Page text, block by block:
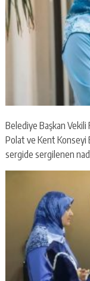
Belediye Başkan Vekili
Polat ve Kent Konseyi
sergide sergilenen